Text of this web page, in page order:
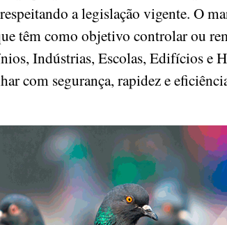
a legislação vigente. O
têm como objetivo controlar ou
Indústrias, Escolas, Edifícios e
com segurança, rapidez e